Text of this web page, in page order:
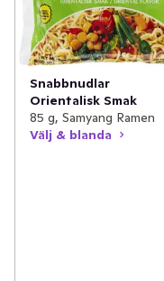
Snabbnudlar
Orientalisk Smak
85 g, Samyang Ramen
Välj & blanda